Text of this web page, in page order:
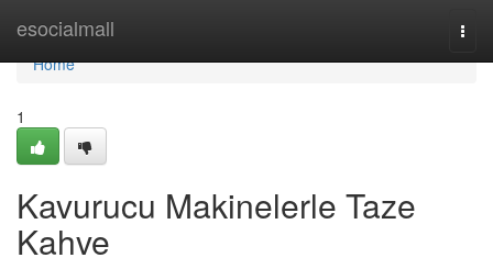
esocialmall
Home
Home
1
Kavurucu Makinelerle Taze
Kahve